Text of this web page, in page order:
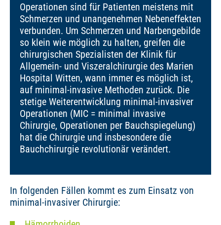
Operationen sind für Patienten meistens mit
Schmerzen und unangenehmen Nebeneffekten
verbunden. Um Schmerzen und Narbengebilde
so klein wie möglich zu halten, greifen die
chirurgischen Spezialisten der Klinik für
Allgemein- und Viszeralchirurgie des Marien
Hospital Witten, wann immer es möglich ist,
auf minimal-invasive Methoden zurück. Die
stetige Weiterentwicklung minimal-invasiver
Operationen (MIC = minimal invasive
Chirurgie, Operationen per Bauchspiegelung)
hat die Chirurgie und insbesondere die
Bauchchirurgie revolutionär verändert.
In folgenden Fällen kommt es zum Einsatz von
minimal-invasiver Chirurgie: